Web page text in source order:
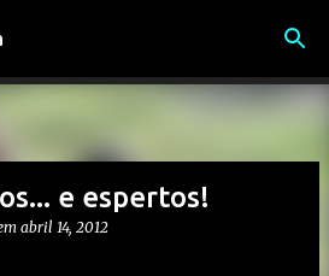
o conteúdo principal
e espertos!
abril 14, 2012